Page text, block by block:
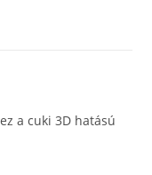
a cuki 3D hatású